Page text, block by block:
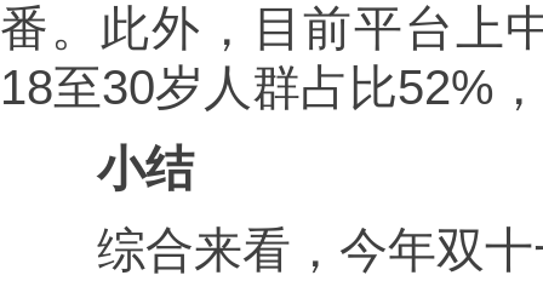
番。此外，目前平台上
18至30岁人群占比52%
小结
综合来看，今年双十